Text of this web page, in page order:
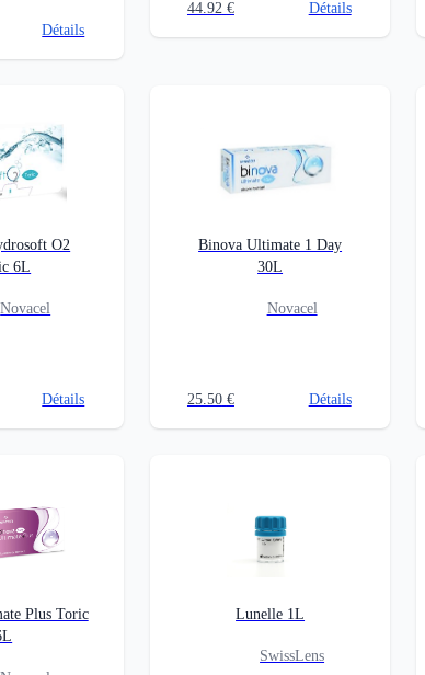
Détails
44.92 € Détails
O2
6L
Novacel
Détails
Binova Ultimate 1 Day
30L
Novacel
25.50 € Détails
Plus Toric
Lunelle 1L
SwissLens